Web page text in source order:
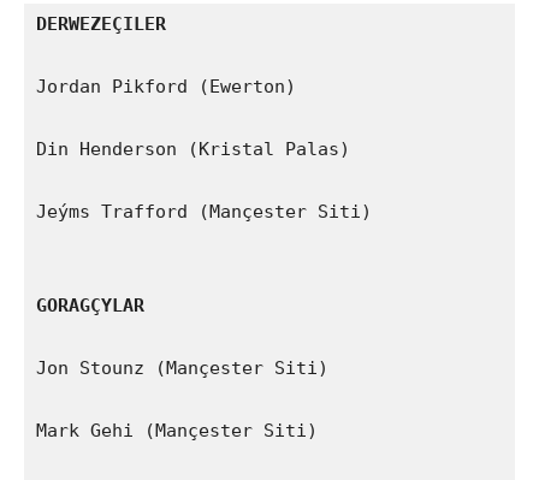
DERWEZEÇILER
Jordan Pikford (Ewerton)
Din Henderson (Kristal Palas)
Jeýms Trafford (Mançester Siti)
GORAGÇYLAR
Jon Stounz (Mançester Siti)
Mark Gehi (Mançester Siti)